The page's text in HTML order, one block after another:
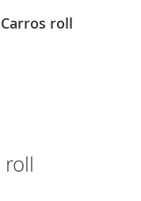
roll
roll